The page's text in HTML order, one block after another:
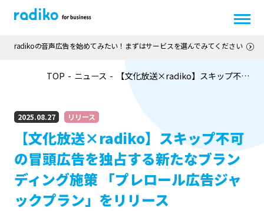
radikoの音声広告を始めてみたい！まずはサービスを選んでみてください
TOP ニュース 【文化放送×radiko】スキップ不…
2025.08.27 リリース
【文化放送×radiko】スキップ不可
の冒頭広告を独占する新たなブラン
ディング施策 「プレロール広告ジャ
ックプラン」をリリース